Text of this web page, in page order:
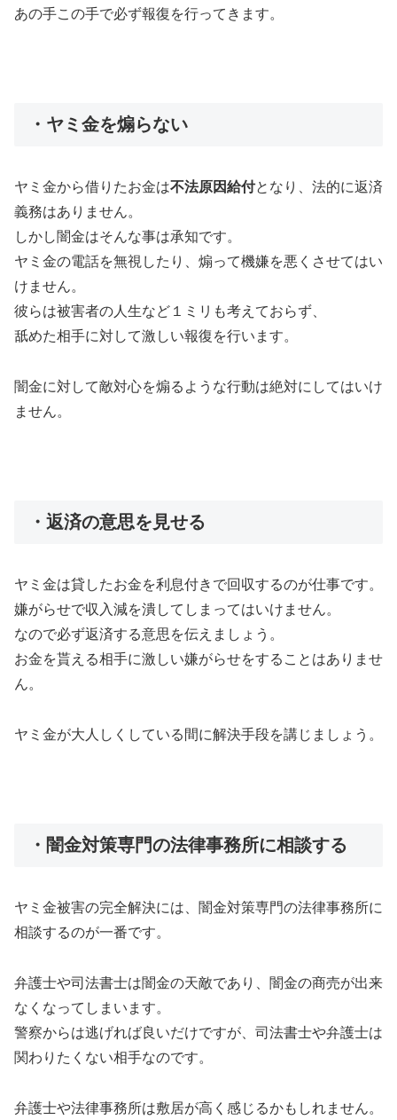
あの手この手で必ず報復を行ってきます。
・ヤミ金を煽らない
ヤミ金から借りたお金は不法原因給付となり、法的に返済
義務はありません。
しかし闇金はそんな事は承知です。
ヤミ金の電話を無視したり、煽って機嫌を悪くさせてはい
けません。
彼らは被害者の人生など１ミリも考えておらず、
舐めた相手に対して激しい報復を行います。
闇金に対して敵対心を煽るような行動は絶対にしてはいけ
ません。
・返済の意思を見せる
ヤミ金は貸したお金を利息付きで回収するのが仕事です。
嫌がらせで収入減を潰してしまってはいけません。
なので必ず返済する意思を伝えましょう。
お金を貰える相手に激しい嫌がらせをすることはありませ
ん。
ヤミ金が大人しくしている間に解決手段を講じましょう。
・闇金対策専門の法律事務所に相談する
ヤミ金被害の完全解決には、闇金対策専門の法律事務所に
相談するのが一番です。
弁護士や司法書士は闇金の天敵であり、闇金の商売が出来
なくなってしまいます。
警察からは逃げれば良いだけですが、司法書士や弁護士は
関わりたくない相手なのです。
弁護士や法律事務所は敷居が高く感じるかもしれません。